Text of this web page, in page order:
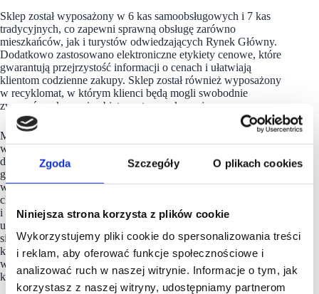
Zgoda Szczegóły O plikach cookies
Niniejsza strona korzysta z plików cookie
Wykorzystujemy pliki cookie do spersonalizowania treści
i reklam, aby oferować funkcje społecznościowe i
analizować ruch w naszej witrynie. Informacje o tym, jak
korzystasz z naszej witryny, udostępniamy partnerom
Sklep został wyposażony w 6 kas samoobsługowych i 7 kas
tradycyjnych, co zapewni sprawną obsługę zarówno
mieszkańców, jak i turystów odwiedzających Rynek Główny.
Dodatkowo zastosowano elektroniczne etykiety cenowe, które
gwarantują przejrzystość informacji o cenach i ułatwiają
klientom codzienne zakupy. Sklep został również wyposażony
w recyklomat, w którym klienci będą mogli swobodnie
zwracać opakowania objęte systemem kaucyjnym.
Modernizacja sklepu w Pałacu Spiskim to kolejny projekt,
w którym siećBiedronkałączy rozwój z dbałością o lokalne
dziedzictwo. Podobne działania zrealizowano w Katowicach,
gdzie w grudniu 2025 roku po remoncie otwarto sklep
w modernistycznym pawilonie, przywracając jego
charakterystyczne detale architektoniczne z przełomu lat 60.
i 70. W przypadku inwestycji wymagających szczególnej
uwagi ze względu na poszanowanie dziedzictwa kulturowego
siećBiedronkakonsekwentnie uwzględnia historyczny
kontekst miejsc, w których prowadzi działalność,
współpracując przy tym z miastami oraz służbami
konserwatorskimi.